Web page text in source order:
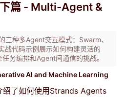
篇 - Multi-Agent &
种多Agent交互模式：Swarm、
战代码示例展示如何构建灵活的
务编排和Agent间通信的挑战。
AI and Machine Learning
绍了如何使用Strands Agents